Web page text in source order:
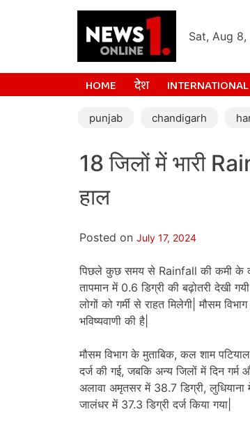
Sat, Aug
HOME देश INTERNATIONAL
punjab chandigarh
18 जिलों में भारी
हाल
Posted on July 17, 2024
पिछले कुछ समय से Rainfall की कमी के
तापमान में 0.6 डिग्री की बढ़ोतरी देखी
लोगों को गर्मी से राहत मिलेगी| मौसम
भविष्यवाणी की है|
मौसम विभाग के मुताबिक, कल शाम
दर्ज की गई, जबकि अन्य जिलों में दिन गर्म
अलावा अमृतसर में 38.7 डिग्री,
जालंधर में 37.3 डिग्री दर्ज किया गया|